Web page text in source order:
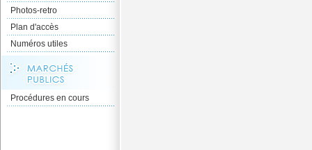
Photos-retro
Plan d'accès
Numéros utiles
Procédures en cours